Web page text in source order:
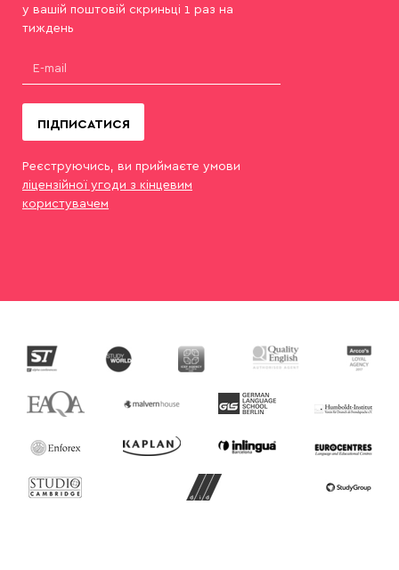
у вашій поштовій скриньці 1 раз на
тиждень
ПІДПИСАТИСЯ
Реєструючись, ви приймаєте умови
ліцензійної угоди з кінцевим
користувачем